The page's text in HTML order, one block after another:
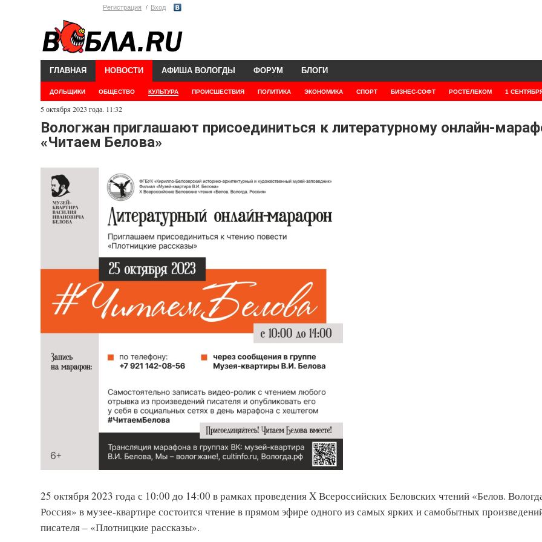
Регистрация Вход
ГЛАВНАЯ НОВОСТИ
ДОЛЬЩИКИ ОБЩЕСТВО КУЛЬТУРА ПРОИСШЕСТВИЯ ПОЛИТИКА ЭКОНОМИКА СПОРТ БИЗНЕС-СОФТ РОСТЕЛЕКОМ 1
АФИША ВОЛОГДЫ ФОРУМ БЛОГИ
5 октября 2023 года. 11:32
Вологжан приглашают присоединиться к литературному онлайн-
«Читаем Белова»
25 октября 2023 года с 10:00 до 14:00 в рамках проведения X Всероссийских Беловских чтений «Белов.
Россия» в музее-квартире состоится чтение в прямом эфире одного из самых ярких и самобытных
писателя – «Плотницкие рассказы».